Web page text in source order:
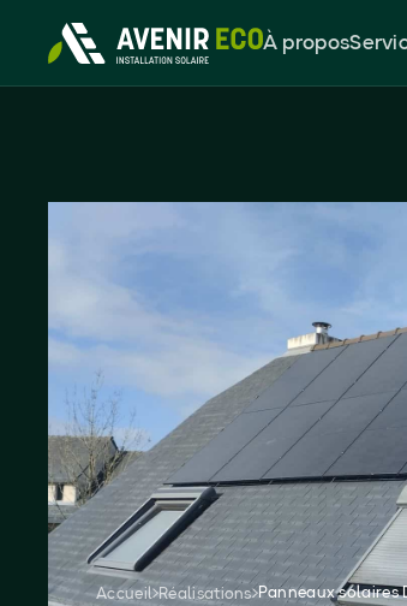
À propos
Panneaux
DualSun
Domloup
5,1 kWc
Puissances des panneaux
37%
Économies
Demandez votre devis gratuit
Accueil Réalisations Panneaux solaires